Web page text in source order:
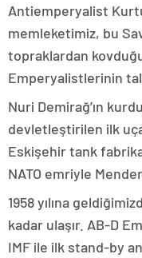
Antiemperyalist
memleketimiz, bu
topraklardan
Emperyalistlerinin
Nuri Demirağ’ın
devletleştirilen ilk
Eskişehir tank
NATO emriyle
1958 yılına
kadar ulaşır. AB-D
IMF ile ilk stand-by